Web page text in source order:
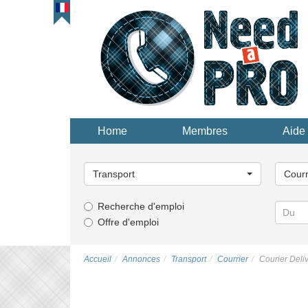
Home Membres Aide
une
catégorie...
Transport
une
Recherche d'emploi
Offre d'emploi
Accueil Annonces Transport Courrier Courier